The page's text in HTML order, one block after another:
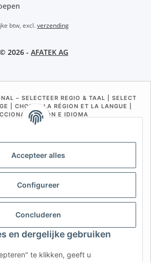
Accepteer alles
Configureer
Concluderen
en dergelijke gebruiken
te klikken, geeft u
btw, excl.verzending
© 2026 - AFATEK AG
– SELECTEER REGIO & TAAL | SELECT
| CHOISIR LA RÉGION ET LA LANGUE |
REGIÓN E IDIOMA
BE (NL) BE (FR)
IT ES DK PL
USA